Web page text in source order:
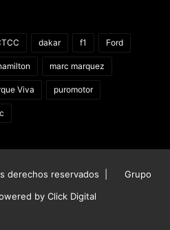
dakar f1 Ford
marc marquez
Viva puromotor
derechos reservados |
Grupo
by Click Digital